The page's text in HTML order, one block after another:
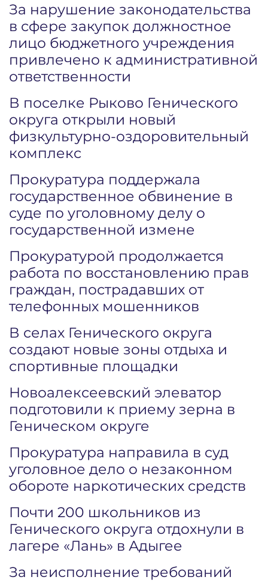
За нарушение законодательства
в сфере закупок должностное
лицо бюджетного учреждения
привлечено к административной
ответственности
В поселке Рыково Генического
округа открыли новый
физкультурно-оздоровительный
комплекс
Прокуратура поддержала
государственное обвинение в
суде по уголовному делу о
государственной измене
Прокуратурой продолжается
работа по восстановлению прав
граждан, пострадавших от
телефонных мошенников
В селах Генического округа
создают новые зоны отдыха и
спортивные площадки
Новоалексеевский элеватор
подготовили к приему зерна в
Геническом округе
Прокуратура направила в суд
уголовное дело о незаконном
обороте наркотических средств
Почти 200 школьников из
Генического округа отдохнули в
лагере «Лань» в Адыгее
За неисполнение требований